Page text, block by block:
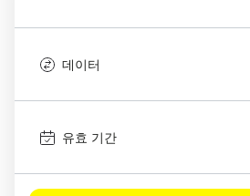
데이터
유효 기간